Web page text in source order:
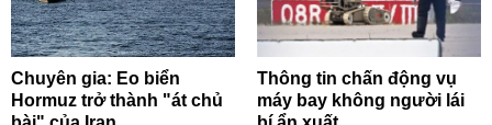
Chuyên gia: Eo biển
Hormuz trở thành "át chủ
Thông tin chấn động vụ
máy bay không người lái